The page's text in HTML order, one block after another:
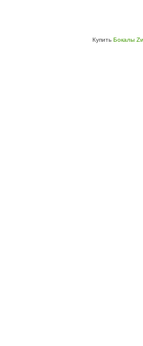
Купить Бокалы